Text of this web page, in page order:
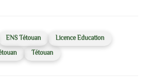
ENS Tétouan
Licence Education
Tétouan